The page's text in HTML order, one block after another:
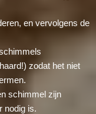
en vervolgens de
zodat het niet
schimmel zijn
nodig is.